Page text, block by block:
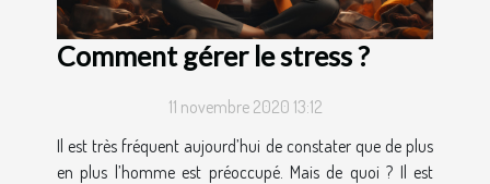
Comment gérer le stress ?
11 novembre 2020 13:12
Il est très fréquent aujourd’hui de constater que de plus
en plus l’homme est préoccupé. Mais de quoi ? Il est